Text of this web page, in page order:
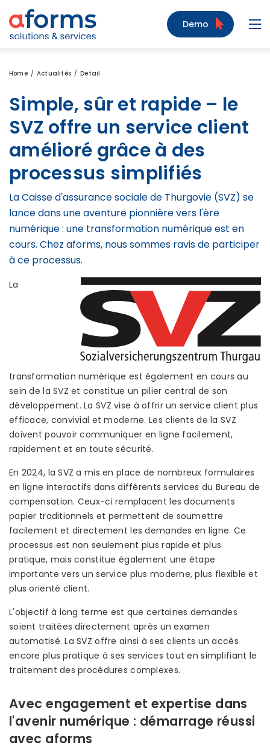
Zum Inhalt
Zum Menü
Zur Suche
Demo
Home Actualités Detail
Simple, sûr et rapide – le
SVZ offre un service client
amélioré grâce à des
processus simplifiés
La Caisse d'assurance sociale de Thurgovie (SVZ) se
lance dans une aventure pionnière vers l'ère
numérique : une transformation numérique est en
cours. Chez aforms, nous sommes ravis de participer
à ce processus.
La
transformation numérique est également en cours au
sein de la SVZ et constitue un pilier central de son
développement. La SVZ vise à offrir un service client plus
efficace, convivial et moderne. Les clients de la SVZ
doivent pouvoir communiquer en ligne facilement,
rapidement et en toute sécurité.
En 2024, la SVZ a mis en place de nombreux formulaires
en ligne interactifs dans différents services du Bureau de
compensation. Ceux-ci remplacent les documents
papier traditionnels et permettent de soumettre
facilement et directement les demandes en ligne. Ce
processus est non seulement plus rapide et plus
pratique, mais constitue également une étape
importante vers un service plus moderne, plus flexible et
plus orienté client.
L'objectif à long terme est que certaines demandes
soient traitées directement après un examen
automatisé. La SVZ offre ainsi à ses clients un accès
encore plus pratique à ses services tout en simplifiant le
traitement des procédures complexes.
Avec engagement et expertise dans
l'avenir numérique : démarrage réussi
avec aforms